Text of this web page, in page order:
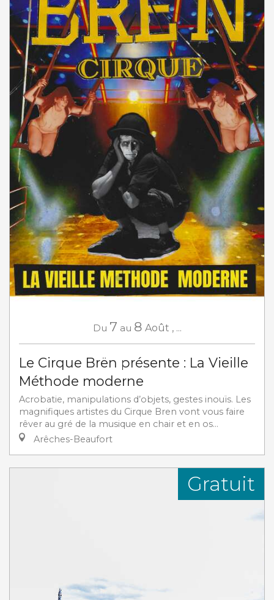
Du 7 au 8 Août , ...
Le Cirque Brën présente : La Vieille
Méthode moderne
Acrobatie, manipulations d’objets, gestes inouïs. Les
magnifiques artistes du Cirque Bren vont vous faire
rêver au gré de la musique en chair et en os...
Arêches-Beaufort
Gratuit